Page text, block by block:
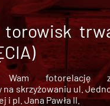
torowisk
Wam fotorelację
skrzyżowaniu ul.
i pl. Jana Pawła II.